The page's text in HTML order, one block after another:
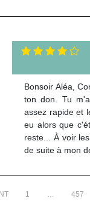
Bonsoir Aléa,
ton don. Tu
assez rapide et
eu alors que
reste... À voir
de suite à mon
1 … 457